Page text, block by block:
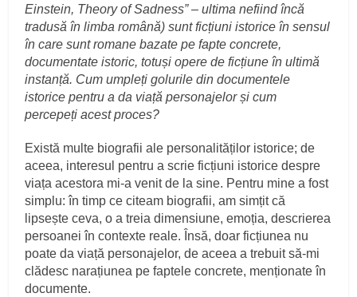
Einstein, Theory of Sadness” – ultima nefiind încă
tradusă în limba română) sunt ficțiuni istorice în sensul
în care sunt romane bazate pe fapte concrete,
documentate istoric, totuși opere de ficțiune în ultimă
instanță. Cum umpleți golurile din documentele
istorice pentru a da viață personajelor și cum
percepeți acest proces?
Există multe biografii ale personalităților istorice; de
aceea, interesul pentru a scrie ficțiuni istorice despre
viața acestora mi-a venit de la sine. Pentru mine a fost
simplu: în timp ce citeam biografii, am simțit că
lipsește ceva, o a treia dimensiune, emoția, descrierea
persoanei în contexte reale. Însă, doar ficțiunea nu
poate da viață personajelor, de aceea a trebuit să-mi
clădesc narațiunea pe faptele concrete, menționate în
documente.